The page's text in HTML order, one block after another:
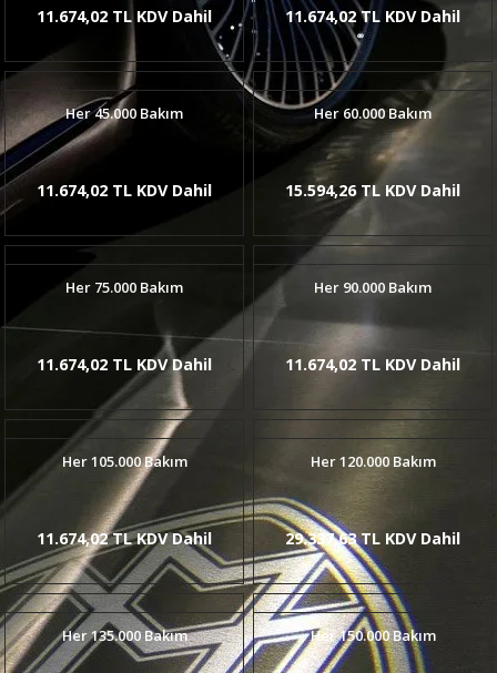
11.674,02 TL KDV Dahil 11.674,02 TL KDV Dahil
Her 45.000 Bakım
11.674,02 TL KDV Dahil
Her 60.000 Bakım
15.594,26 TL KDV Dahil
Her 75.000 Bakım
11.674,02 TL KDV Dahil
Her 90.000 Bakım
11.674,02 TL KDV Dahil
Her 105.000 Bakım
11.674,02 TL KDV Dahil
Her 120.000 Bakım
29.337,63 TL KDV Dahil
Her 135.000 Bakım Her 150.000 Bakım